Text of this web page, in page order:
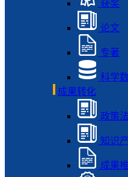
获奖
论文
专著
科学
成果转化
政策
知识
成果